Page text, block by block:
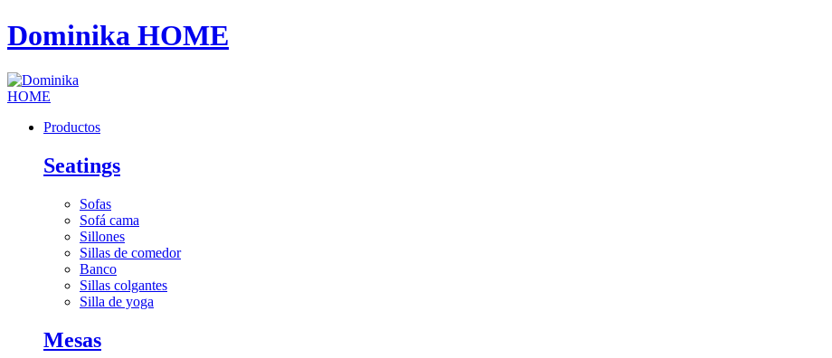
Dominika HOME
Productos
Seatings
Sofas
Sofá cama
Sillones
Sillas de comedor
Banco
Sillas colgantes
Silla de yoga
Mesas